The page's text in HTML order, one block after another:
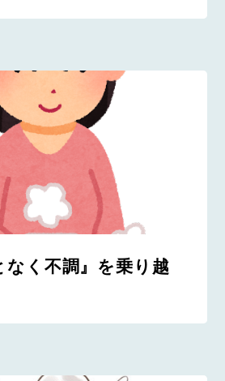
なく不調』を乗り越